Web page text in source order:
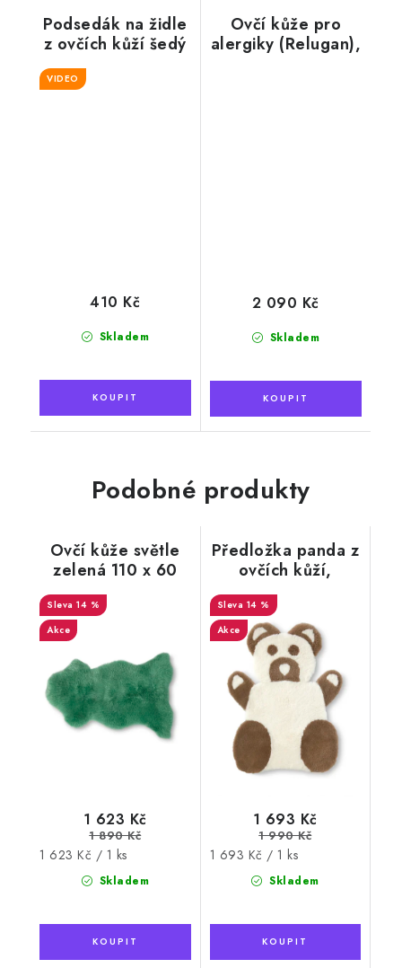
Podsedák na židle
z ovčích kůží šedý
VIDEO
Skladem
410 Kč
Ovčí kůže pro
alergiky (Relugan),
Skladem
2 090 Kč
Podobné produkty
Ovčí kůže světle
zelená 110 x 60
cm
14 %
Akce
Skladem
1 623 Kč
1 890 Kč
Měrná
1 623 Kč / 1 ks
Předložka panda z
ovčích kůží,
bílá/světle hnědá
14 %
Akce
Skladem
1 693 Kč
1 990 Kč
Měrná
1 693 Kč / 1 ks